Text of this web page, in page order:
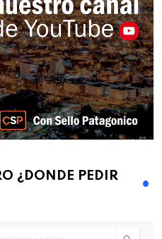
¿DONDE PEDIR